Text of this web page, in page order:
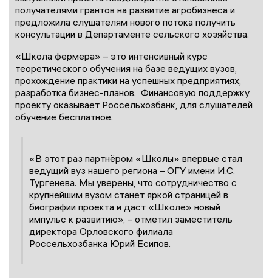
получателями грантов на развитие агробизнеса и
предложила слушателям нового потока получить
консультации в Департаменте сельского хозяйства.
«Школа фермера» – это интенсивный курс
теоретического обучения на базе ведущих вузов,
прохождение практики на успешных предприятиях,
разработка бизнес-планов. Финансовую поддержку
проекту оказывает Россельхозбанк, для слушателей
обучение бесплатное.
«В этот раз партнёром «Школы» впервые стал
ведущий вуз нашего региона – ОГУ имени И.С.
Тургенева. Мы уверены, что сотрудничество с
крупнейшим вузом станет яркой страницей в
биографии проекта и даст «Школе» новый
импульс к развитию», – отметил заместитель
директора Орловского филиала
Россельхозбанка Юрий Есипов.